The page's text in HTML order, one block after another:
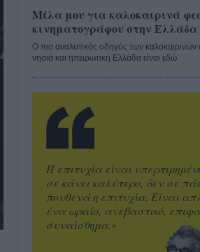
Μίλα μου για καλοκαιρινά
κινηματογράφου στην Ελλάδα
Ο πιο αναλυτικός οδηγός των καλοκαιρινών
νησιά και ηπειρωτική Ελλάδα είναι εδώ
Η επιτυχία είναι
σε κάνει καλύτερο, δεν σε
πουθενά η επιτυχία. Είναι
ένα ωραίο, ανεβαστικό,
συναίσθημα.»